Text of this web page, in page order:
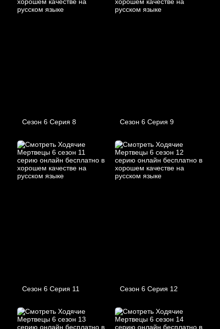
Сезон 6 Серия 8 Сезон 6 Серия 9
Сезон 6 Серия 11 Сезон 6 Серия 12